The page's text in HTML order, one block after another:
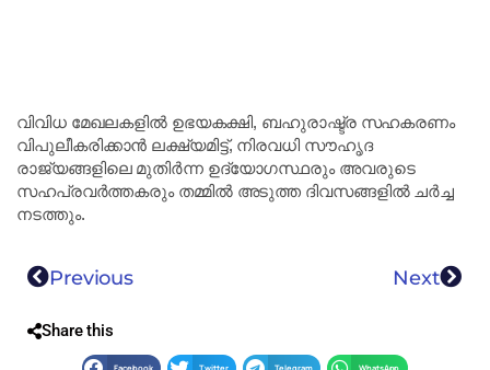
വിവിധ മേഖലകളിൽ ഉഭയകക്ഷി, ബഹുരാഷ്ട്ര സഹകരണം
വിപുലീകരിക്കാൻ ലക്ഷ്യമിട്ട്, നിരവധി സൗഹൃദ
രാജ്യങ്ങളിലെ മുതിർന്ന ഉദ്യോഗസ്ഥരും അവരുടെ
സഹപ്രവർത്തകരും തമ്മിൽ അടുത്ത ദിവസങ്ങളിൽ ചർച്ച
നടത്തും.
Previous Next
Share this